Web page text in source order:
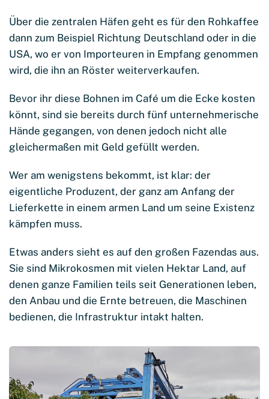
Über die zentralen Häfen geht es für den Rohkaffee
dann zum Beispiel Richtung Deutschland oder in die
USA, wo er von Importeuren in Empfang genommen
wird, die ihn an Röster weiterverkaufen.
Bevor ihr diese Bohnen im Café um die Ecke kosten
könnt, sind sie bereits durch fünf unternehmerische
Hände gegangen, von denen jedoch nicht alle
gleichermaßen mit Geld gefüllt werden.
Wer am wenigstens bekommt, ist klar: der
eigentliche Produzent, der ganz am Anfang der
Lieferkette in einem armen Land um seine Existenz
kämpfen muss.
Etwas anders sieht es auf den großen Fazendas aus.
Sie sind Mikrokosmen mit vielen Hektar Land, auf
denen ganze Familien teils seit Generationen leben,
den Anbau und die Ernte betreuen, die Maschinen
bedienen, die Infrastruktur intakt halten.